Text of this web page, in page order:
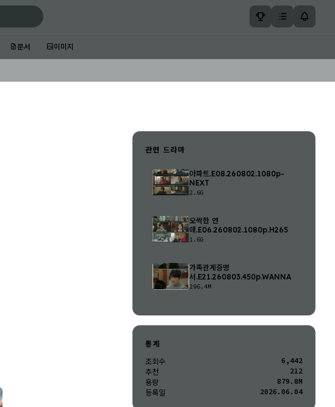
문서 이미지
관련 드라마
아파트.E08.260802.1080p-
NEXT
2.6G
오싹한 연
애.E06.260802.1080p.H265
1.6G
가족관계증명
서.E21.260803.450p.WANNA
296.4M
통계
조회수
6,442
추천
212
용량
879.8M
등록일
2026.06.04